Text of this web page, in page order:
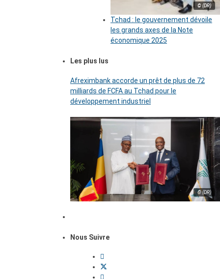
© (DR)
Tchad : le gouvernement dévoile
les grands axes de la Note
économique 2025
Les plus lus
Afreximbank accorde un prêt de plus de 72
milliards de FCFA au Tchad pour le
développement industriel
© (DR)
Nous Suivre